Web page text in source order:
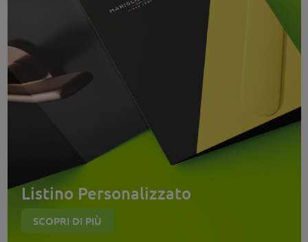
Listino Personalizzato
SCOPRI DI PIÙ